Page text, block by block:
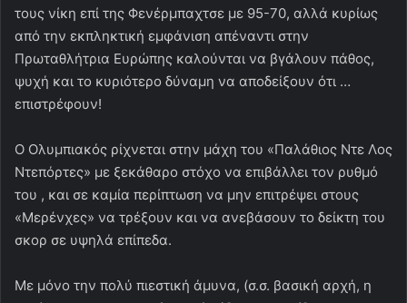
τους νίκη επί της Φενέρμπαχτσε με 95-70, αλλά κυρίως
από την εκπληκτική εμφάνιση απέναντι στην
Πρωταθλήτρια Ευρώπης καλούνται να βγάλουν πάθος,
ψυχή και το κυριότερο δύναμη να αποδείξουν ότι …
επιστρέφουν!
Ο Ολυμπιακός ρίχνεται στην μάχη του «Παλάθιος Ντε Λος
Ντεπόρτες» με ξεκάθαρο στόχο να επιβάλλει τον ρυθμό
του , και σε καμία περίπτωση να μην επιτρέψει στους
«Μερένχες» να τρέξουν και να ανεβάσουν το δείκτη του
σκορ σε υψηλά επίπεδα.
Με μόνο την πολύ πιεστική άμυνα, (σ.σ. βασική αρχή, η